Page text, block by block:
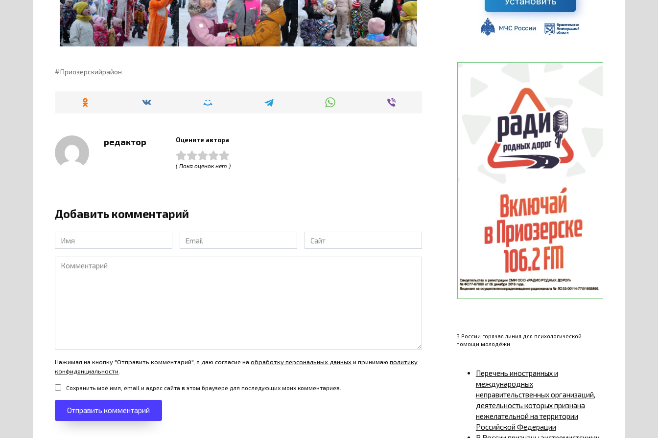
Приозерскийрайон
редактор Оцените автора
( Пока оценок нет )
Добавить комментарий
Имя
*
Email
*
Сайт
Комментарий
Нажимая на кнопку "Отправить комментарий", я даю согласие наобработку персональных данных и принимаюполитику
конфиденциальности
Сохранить моё имя, email и адрес сайта в этом браузере для последующих моих комментариев.
В России горячая линия для психологической
помощи молодёжи
Перечень иностранных и
международных
неправительственных организаций,
деятельность которых признана
нежелательной на территории
Российской Федерации